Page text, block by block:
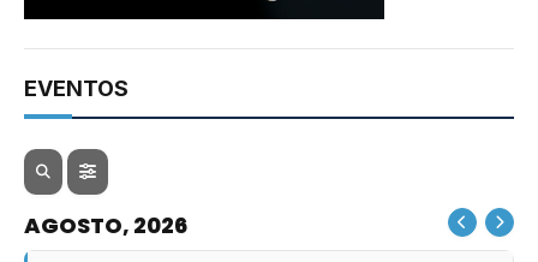
EVENTOS
AGOSTO, 2026